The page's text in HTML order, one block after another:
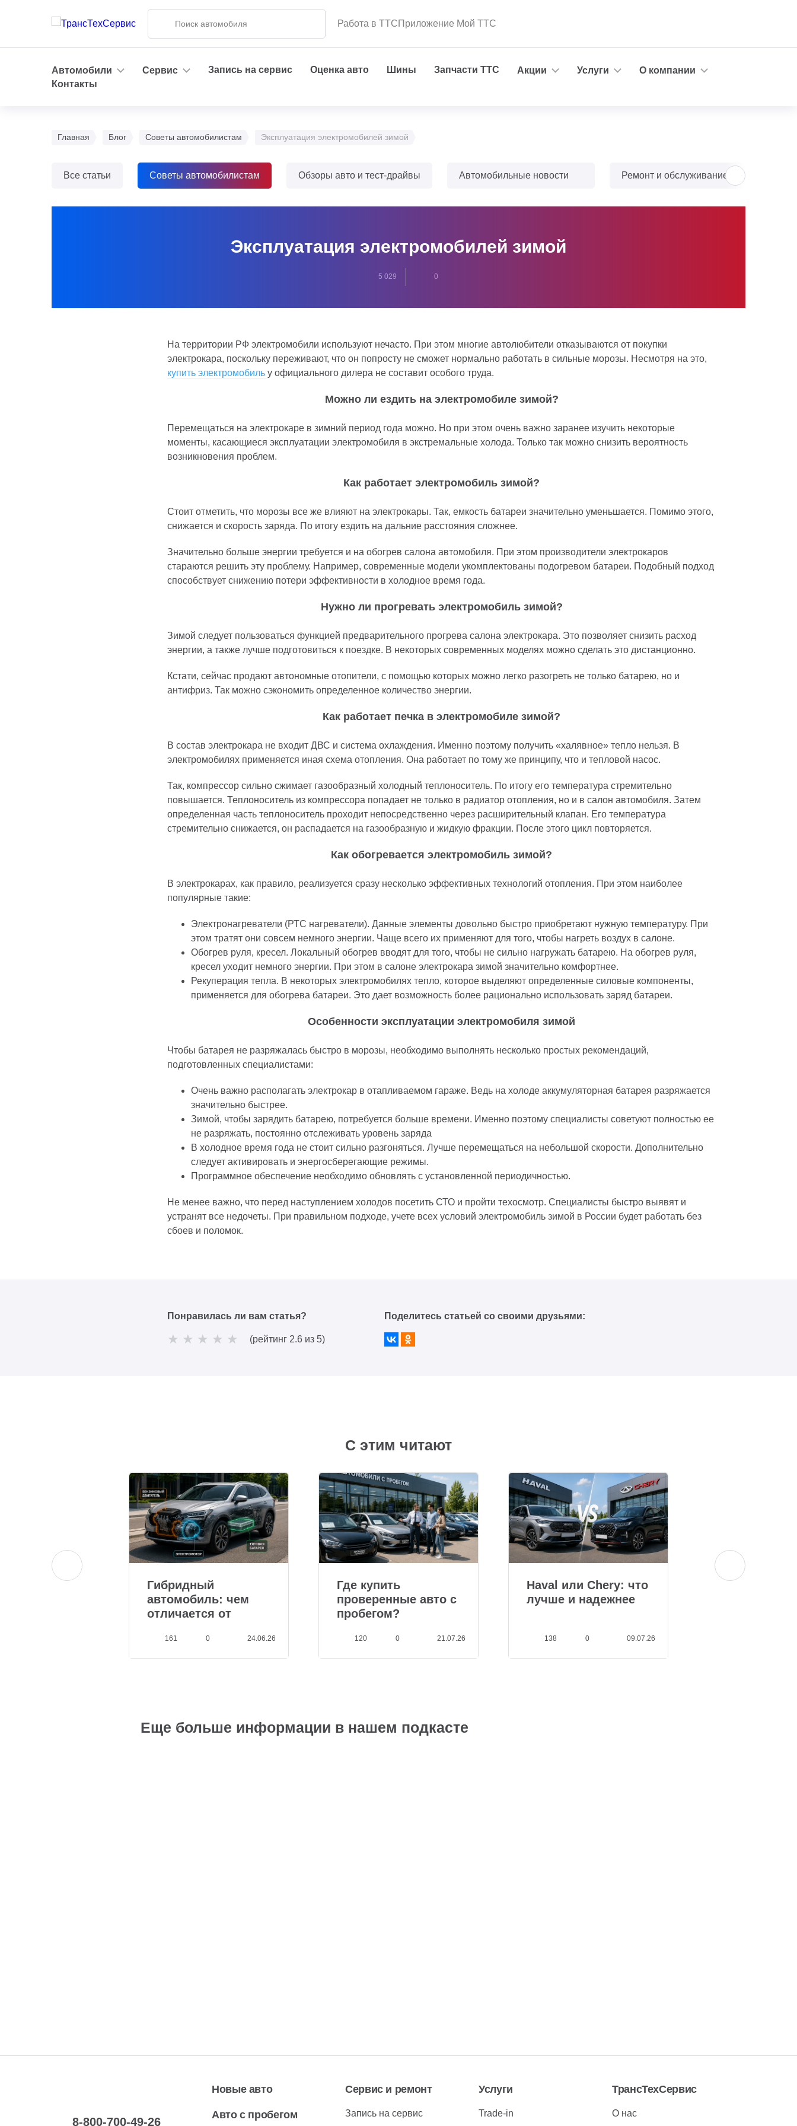
Работа в ТТСПриложение Мой ТТС
Автомобили Сервис Запись на сервис Оценка авто Шины Запчасти ТТС Акции Услуги
О компании
Контакты
Главная Блог Советы автомобилистам Эксплуатация электромобилей зимой
Все статьи Советы автомобилистам Обзоры авто и тест-драйвы Автомобильные новости Ремонт и обслуживание
Эксплуатация электромобилей зимой
5 029 0
На территории РФ электромобили используют нечасто. При этом многие автолюбители отказываются от покупки
электрокара, поскольку переживают, что он попросту не сможет нормально работать в сильные морозы. Несмотря на это,
купить электромобиль у официального дилера не составит особого труда.
Можно ли ездить на электромобиле зимой?
Перемещаться на электрокаре в зимний период года можно. Но при этом очень важно заранее изучить некоторые
моменты, касающиеся эксплуатации электромобиля в экстремальные холода. Только так можно снизить вероятность
возникновения проблем.
Как работает электромобиль зимой?
Стоит отметить, что морозы все же влияют на электрокары. Так, емкость батареи значительно уменьшается. Помимо этого,
снижается и скорость заряда. По итогу ездить на дальние расстояния сложнее.
Значительно больше энергии требуется и на обогрев салона автомобиля. При этом производители электрокаров
стараются решить эту проблему. Например, современные модели укомплектованы подогревом батареи. Подобный подход
способствует снижению потери эффективности в холодное время года.
Нужно ли прогревать электромобиль зимой?
Зимой следует пользоваться функцией предварительного прогрева салона электрокара. Это позволяет снизить расход
энергии, а также лучше подготовиться к поездке. В некоторых современных моделях можно сделать это дистанционно.
Кстати, сейчас продают автономные отопители, с помощью которых можно легко разогреть не только батарею, но и
антифриз. Так можно сэкономить определенное количество энергии.
Как работает печка в электромобиле зимой?
В состав электрокара не входит ДВС и система охлаждения. Именно поэтому получить «халявное» тепло нельзя. В
электромобилях применяется иная схема отопления. Она работает по тому же принципу, что и тепловой насос.
Так, компрессор сильно сжимает газообразный холодный теплоноситель. По итогу его температура стремительно
повышается. Теплоноситель из компрессора попадает не только в радиатор отопления, но и в салон автомобиля. Затем
определенная часть теплоноситель проходит непосредственно через расширительный клапан. Его температура
стремительно снижается, он распадается на газообразную и жидкую фракции. После этого цикл повторяется.
Как обогревается электромобиль зимой?
В электрокарах, как правило, реализуется сразу несколько эффективных технологий отопления. При этом наиболее
популярные такие:
Электронагреватели (РТС нагреватели). Данные элементы довольно быстро приобретают нужную температуру. При
этом тратят они совсем немного энергии. Чаще всего их применяют для того, чтобы нагреть воздух в салоне.
Обогрев руля, кресел. Локальный обогрев вводят для того, чтобы не сильно нагружать батарею. На обогрев руля,
кресел уходит немного энергии. При этом в салоне электрокара зимой значительно комфортнее.
Рекуперация тепла. В некоторых электромобилях тепло, которое выделяют определенные силовые компоненты,
применяется для обогрева батареи. Это дает возможность более рационально использовать заряд батареи.
Особенности эксплуатации электромобиля зимой
Чтобы батарея не разряжалась быстро в морозы, необходимо выполнять несколько простых рекомендаций,
подготовленных специалистами:
Очень важно располагать электрокар в отапливаемом гараже. Ведь на холоде аккумуляторная батарея разряжается
значительно быстрее.
Зимой, чтобы зарядить батарею, потребуется больше времени. Именно поэтому специалисты советуют полностью ее
не разряжать, постоянно отслеживать уровень заряда
В холодное время года не стоит сильно разгоняться. Лучше перемещаться на небольшой скорости. Дополнительно
следует активировать и энергосберегающие режимы.
Программное обеспечение необходимо обновлять с установленной периодичностью.
Не менее важно, что перед наступлением холодов посетить СТО и пройти техосмотр. Специалисты быстро выявят и
устранят все недочеты. При правильном подходе, учете всех условий электромобиль зимой в России будет работать без
сбоев и поломок.
Понравилась ли вам статья?
(рейтинг 2.6 из 5)
Поделитесь статьей со своими друзьями:
С этим читают
Гибридный
автомобиль: чем
отличается от
161 0 24.06.26
Где купить
проверенные авто с
пробегом?
120 0 21.07.26
Haval или Chery: что
лучше и надежнее
138 0 09.07.26
Еще больше информации в нашем подкасте
8-800-700-49-26
Новые авто
Авто с пробегом
Сервис и ремонт
Запись на сервис
Услуги
Trade-in
ТрансТехСервис
О нас